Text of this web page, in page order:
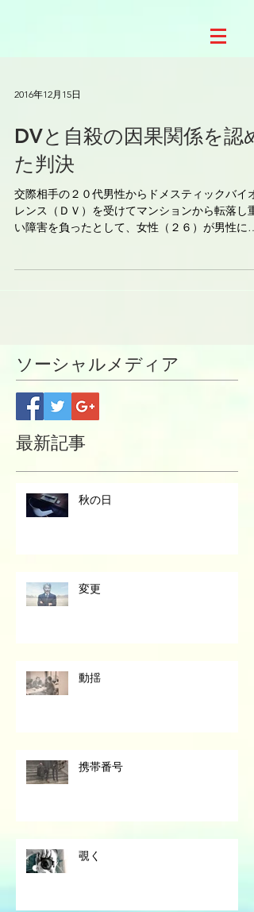
2016年12月15日
DVと自殺の因果関係を認め
た判決
交際相手の２０代男性からドメスティックバイオ
レンス（ＤＶ）を受けてマンションから転落し重
い障害を負ったとして、女性（２６）が男性に５
ソーシャルメディア
最新記事
秋の日
変更
動揺
携帯番号
覗く